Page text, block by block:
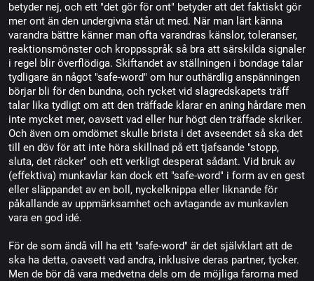
betyder nej, och ett "det gör för ont" betyder att det faktiskt gör
mer ont än den undergivna står ut med. När man lärt känna
varandra bättre känner man ofta varandras känslor, toleranser,
reaktionsmönster och kroppsspråk så bra att särskilda signaler
i regel blir överflödiga. Skiftandet av ställningen i bondage talar
tydligare än något "safe-word" om hur outhärdlig anspänningen
börjar bli för den bundna, och rycket vid slagredskapets träff
talar lika tydligt om att den träffade klarar en aning hårdare men
inte mycket mer, oavsett vad eller hur högt den träffade skriker.
Och även om omdömet skulle brista i det avseendet så ska det
till en döv för att inte höra skillnad på ett tjafsande "stopp,
sluta, det räcker" och ett verkligt desperat sådant. Vid bruk av
(effektiva) munkavlar kan dock ett "safe-word" i form av en gest
eller släppandet av en boll, nyckelknippa eller liknande för
påkallande av uppmärksamhet och avtagande av munkavlen
vara en god idé.
För de som ändå vill ha ett "safe-word" är det självklart att de
ska ha detta, oavsett vad andra, inklusive deras partner, tycker.
Men de bör då vara medvetna dels om de möjliga farorna med